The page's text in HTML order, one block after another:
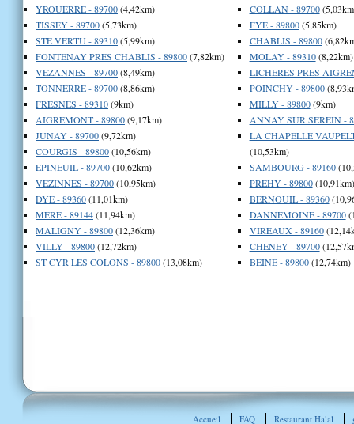
YROUERRE - 89700(4,42km)
TISSEY - 89700(5,73km)
STE VERTU - 89310(5,99km)
FONTENAY PRES CHABLIS - 89800(7,82km)
VEZANNES - 89700(8,49km)
TONNERRE - 89700(8,86km)
FRESNES - 89310(9km)
AIGREMONT - 89800(9,17km)
JUNAY - 89700(9,72km)
COURGIS - 89800(10,56km)
EPINEUIL - 89700(10,62km)
VEZINNES - 89700(10,95km)
DYE - 89360(11,01km)
MERE - 89144(11,94km)
MALIGNY - 89800(12,36km)
VILLY - 89800(12,72km)
ST CYR LES COLONS - 89800(13,08km)
COLLAN - 89700
FYE - 89800(5,85km)
CHABLIS - 89800
MOLAY - 89310(8,22km)
LICHERES PRES
POINCHY - 89800
MILLY - 89800(9km)
ANNAY SUR SEREIN -
LA CHAPELLE
(10,53km)
SAMBOURG - 89160
PREHY - 89800(10,91km)
BERNOUIL - 89360
DANNEMOINE - 89700
VIREAUX - 89160
CHENEY - 89700
BEINE - 89800(12,74km)
Accueil FAQ Restaurant Halal